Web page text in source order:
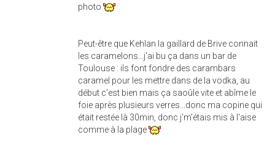
photo
Peut-être que Kehlan la gaillard de Brive connait
les caramelons...j'ai bu ça dans un bar de
Toulouse : ils font fondre des carambars
caramel pour les mettre dans de la vodka, au
début c'est bien mais ça saoûle vite et abîme le
foie après plusieurs verres...donc ma copine qui
était restée là 30min, donc j'm'étais mis à l'aise
comme à la plage